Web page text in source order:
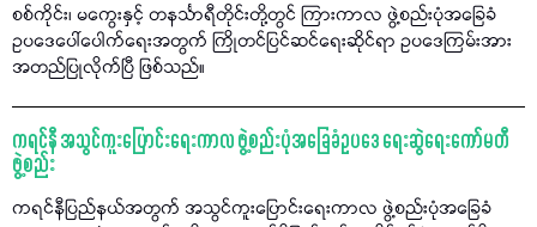
စစ်ကိုင်း၊ မကွေးနှင့် တနင်္သာရီတိုင်းတို့တွင် ကြားကာလ ဖွဲ့စည်းပုံအခြေခံ
ဥပဒေပေါ်ပေါက်ရေးအတွက် ကြိုတင်ပြင်ဆင်ရေးဆိုင်ရာ ဥပဒေကြမ်းအား
အတည်ပြုလိုက်ပြီ ဖြစ်သည်။
ကရင်နီ အသွင်ကူးပြောင်းရေးကာလ ဖွဲ့စည်းပုံအခြေခံဥပဒေ ရေးဆွဲရေးကော်မတီ
ဖွဲ့စည်း
ကရင်နီပြည်နယ်အတွက် အသွင်ကူးပြောင်းရေးကာလ ဖွဲ့စည်းပုံအခြေခံ